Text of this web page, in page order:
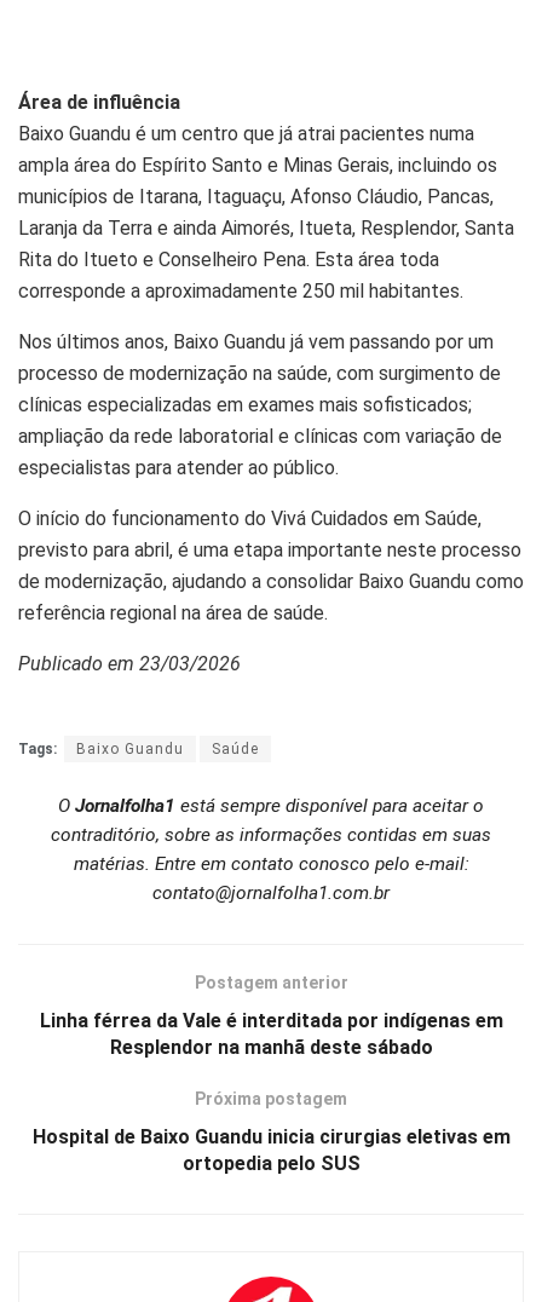
Área de influência
Baixo Guandu é um centro que já atrai pacientes numa
ampla área do Espírito Santo e Minas Gerais, incluindo os
municípios de Itarana, Itaguaçu, Afonso Cláudio, Pancas,
Laranja da Terra e ainda Aimorés, Itueta, Resplendor, Santa
Rita do Itueto e Conselheiro Pena. Esta área toda
corresponde a aproximadamente 250 mil habitantes.
Nos últimos anos, Baixo Guandu já vem passando por um
processo de modernização na saúde, com surgimento de
clínicas especializadas em exames mais sofisticados;
ampliação da rede laboratorial e clínicas com variação de
especialistas para atender ao público.
O início do funcionamento do Vivá Cuidados em Saúde,
previsto para abril, é uma etapa importante neste processo
de modernização, ajudando a consolidar Baixo Guandu como
referência regional na área de saúde.
Publicado em 23/03/2026
Tags: Baixo Guandu Saúde
O Jornalfolha1 está sempre disponível para aceitar o
contraditório, sobre as informações contidas em suas
matérias. Entre em contato conosco pelo e-mail:
contato@jornalfolha1.com.br
Postagem anterior
Linha férrea da Vale é interditada por indígenas em
Resplendor na manhã deste sábado
Próxima postagem
Hospital de Baixo Guandu inicia cirurgias eletivas em
ortopedia pelo SUS